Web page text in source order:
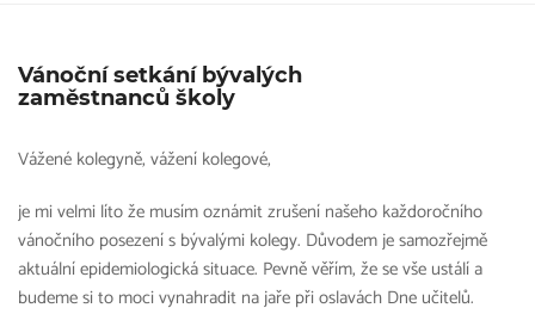
Vánoční setkání bývalých
zaměstnanců školy
Vážené kolegyně, vážení kolegové,
je mi velmi líto že musím oznámit zrušení našeho každoročního
vánočního posezení s bývalými kolegy. Důvodem je samozřejmě
aktuální epidemiologická situace. Pevně věřím, že se vše ustálí a
budeme si to moci vynahradit na jaře při oslavách Dne učitelů.